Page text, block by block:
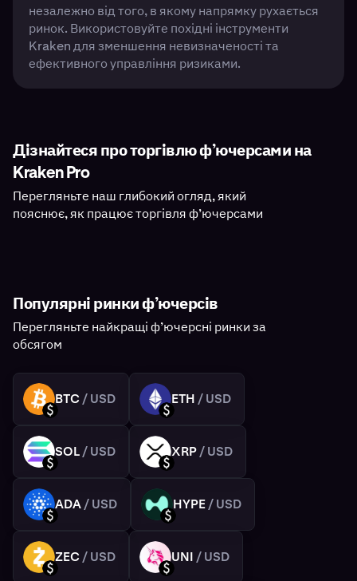
незалежно від того, в якому напрямку рухається
ринок. Використовуйте похідні інструменти
Kraken для зменшення невизначеності та
ефективного управління ризиками.
Дізнайтеся про торгівлю ф’ючерсами на
Kraken Pro
Перегляньте наш глибокий огляд, який
пояснює, як працює торгівля ф’ючерсами
Популярні ринки ф’ючерсів
Перегляньте найкращі ф’ючерсні ринки за
обсягом
BTC
USD
BTC / USD
ETH
USD
ETH / USD
SOL
USD
SOL/ USD
XRP
USD
XRP/ USD
ADA
USD
ADA/ USD
HYPE
USD
HYPE/ USD
ZEC
USD
ZEC / USD
UNI
USD
UNI / USD